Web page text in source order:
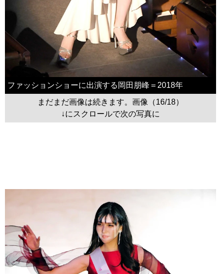
ファッションショーに出演する岡田朋峰＝2018年
まだまだ画像は続きます。画像（16/18）
↓にスクロールで次の写真に